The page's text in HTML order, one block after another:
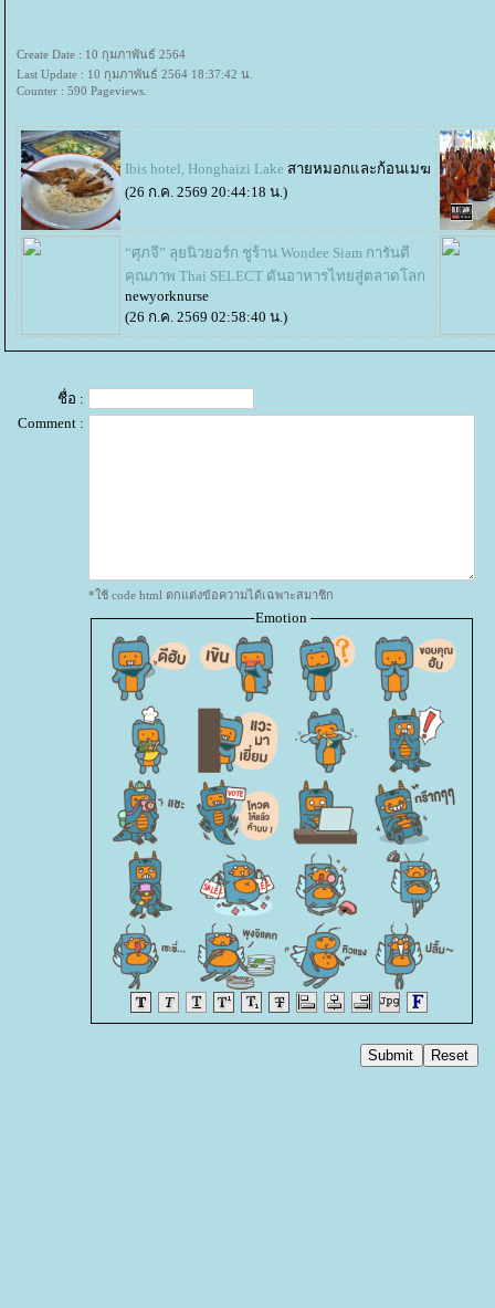
Create Date : 10 กุมภาพันธ์ 2564
Last Update : 10 กุมภาพันธ์ 2564 18:37:42 น.
Counter : 590 Pageviews.
Ibis hotel, Honghaizi Lake สายหมอกและก้อนเมฆ
(26 ก.ค. 2569 20:44:18 น.)
“ศุภจี” ลุยนิวยอร์ก ชูร้าน Wondee Siam การันตี
คุณภาพ Thai SELECT ดันอาหารไทยสู่ตลาดโลก
newyorknurse
(26 ก.ค. 2569 02:58:40 น.)
ชื่อ :
Comment :
*ใช้ code html ตกแต่งข้อความได้เฉพาะสมาชิก
Emotion